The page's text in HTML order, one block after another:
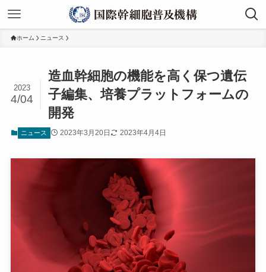
ホーム ニュース
造血幹細胞の機能を高く保つ遺伝
子編集、培養プラットフォームの
開発
2023
4/04
ニュース 2023年3月20日 2023年4月4日